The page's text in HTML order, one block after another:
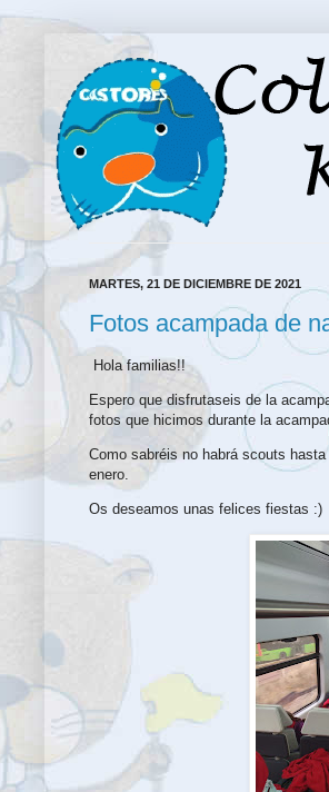
MARTES, 21 DE DICIEMBRE DE 2021
Fotos acampada de
Hola familias!!
Espero que disfrutaseis de la
fotos que hicimos durante la
Como sabréis no habrá scouts
enero.
Os deseamos unas felices fiestas :)